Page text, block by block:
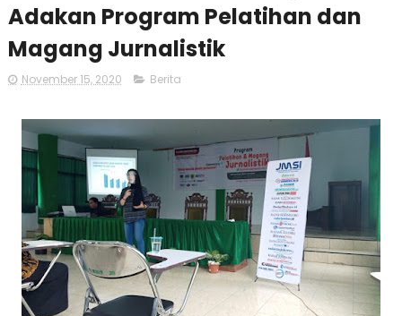
Adakan Program Pelatihan dan
Magang Jurnalistik
November 15, 2020 Berita